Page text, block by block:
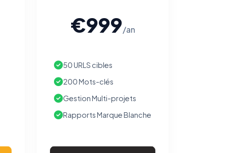
€999/an
50 URLS cibles
200 Mots-clés
Gestion Multi-projets
Rapports Marque Blanche